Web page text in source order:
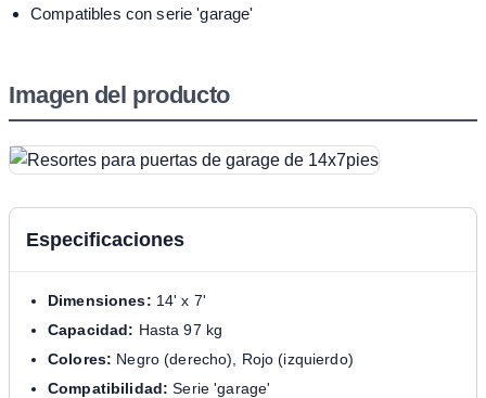
Compatibles con serie 'garage'
Imagen del producto
Especificaciones
Dimensiones: 14' x 7'
Capacidad: Hasta 97 kg
Colores: Negro (derecho), Rojo (izquierdo)
Compatibilidad: Serie 'garage'